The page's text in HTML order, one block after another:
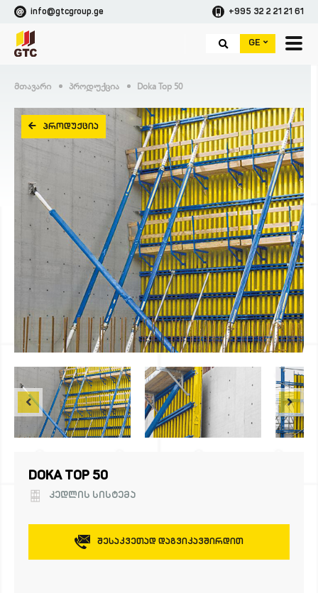
info@gtcgroup.ge +995 32 2 21 21 61
GE
Მთავარი Პროდუქცია Doka Top 50
ᲞᲠᲝᲓᲣᲥᲪᲘᲐ
DOKA TOP 50
ᲙᲔᲓᲚᲘᲡ ᲡᲘᲡᲢᲔᲛᲐ
Შესაკვეთად Დაგვიკავშირდით